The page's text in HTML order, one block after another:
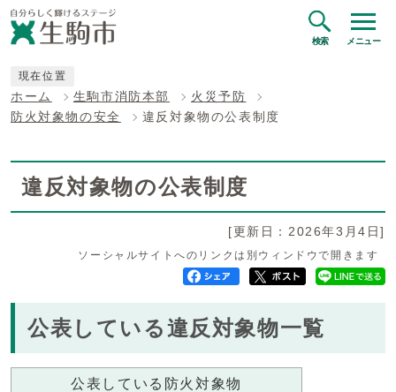
検索 メニュー
現在位置
ホーム 生駒市消防本部
火災予防
防火対象物の安全
違反対象物の公表制度
違反対象物の公表制度
[更新日：2026年3月4日]
ソーシャルサイトへのリンクは別ウィンドウで開きます
公表している違反対象物一覧
公表している防火対象物